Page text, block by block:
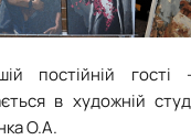
постійній гості
в художній
О.А.